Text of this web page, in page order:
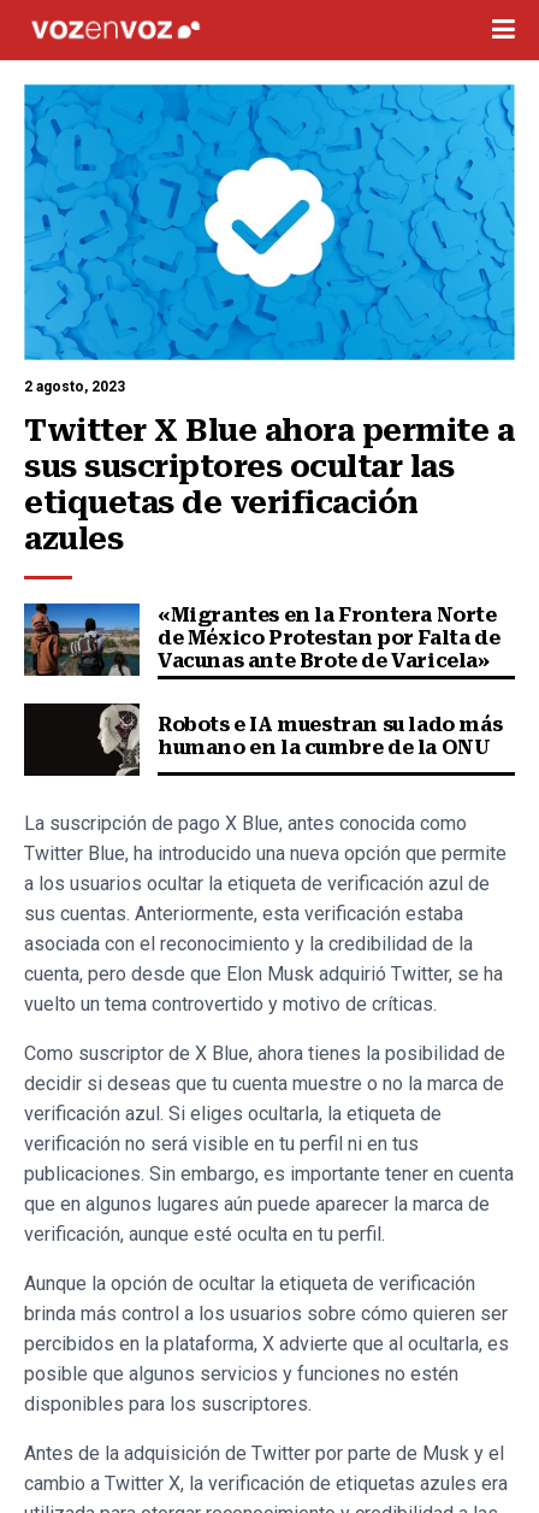
2 agosto, 2023
Twitter X Blue ahora permite a
sus suscriptores ocultar las
etiquetas de verificación
azules
«Migrantes en la Frontera Norte
de México Protestan por Falta de
Vacunas ante Brote de Varicela»
Robots e IA muestran su lado más
humano en la cumbre de la ONU
La suscripción de pago X Blue, antes conocida como
Twitter Blue, ha introducido una nueva opción que permite
a los usuarios ocultar la etiqueta de verificación azul de
sus cuentas. Anteriormente, esta verificación estaba
asociada con el reconocimiento y la credibilidad de la
cuenta, pero desde que Elon Musk adquirió Twitter, se ha
vuelto un tema controvertido y motivo de críticas.
Como suscriptor de X Blue, ahora tienes la posibilidad de
decidir si deseas que tu cuenta muestre o no la marca de
verificación azul. Si eliges ocultarla, la etiqueta de
verificación no será visible en tu perfil ni en tus
publicaciones. Sin embargo, es importante tener en cuenta
que en algunos lugares aún puede aparecer la marca de
verificación, aunque esté oculta en tu perfil.
Aunque la opción de ocultar la etiqueta de verificación
brinda más control a los usuarios sobre cómo quieren ser
percibidos en la plataforma, X advierte que al ocultarla, es
posible que algunos servicios y funciones no estén
disponibles para los suscriptores.
Antes de la adquisición de Twitter por parte de Musk y el
cambio a Twitter X, la verificación de etiquetas azules era